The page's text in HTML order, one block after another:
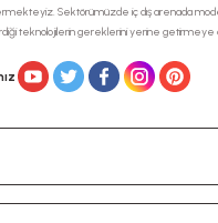
Sektörümüzde iç dış arenada
teknolojilerin gereklerini yerine getirmeye